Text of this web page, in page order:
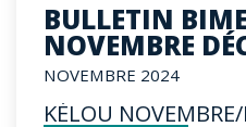
BULLETIN
NOVEMBRE
NOVEMBRE 2024
KÉLOU